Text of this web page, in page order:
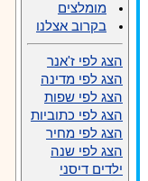
מומלצים
בקרוב אצלנו
הצג לפי ז'אנר
הצג לפי מדינה
הצג לפי שפות
הצג לפי כתוביות
הצג לפי מחיר
הצג לפי שנה
ילדים דיסני